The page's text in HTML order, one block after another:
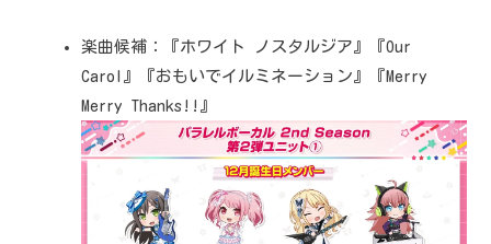
楽曲候補：『ホワイト ノスタルジア』『Our
Carol』『おもいでイルミネーション』『Merry
Merry Thanks!!』